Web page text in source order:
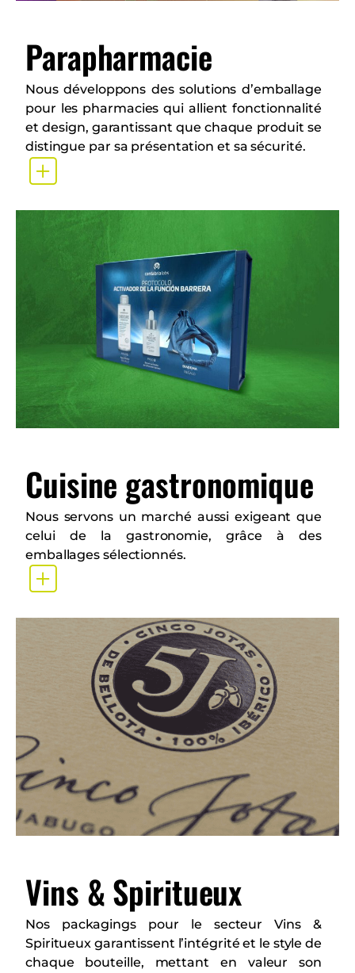
Parapharmacie
Nous développons des solutions d’emballage
pour les pharmacies qui allient fonctionnalité
et design, garantissant que chaque produit se
distingue par sa présentation et sa sécurité.
Cuisine gastronomique
Nous servons un marché aussi exigeant que
celui de la gastronomie, grâce à des
emballages sélectionnés.
Vins & Spiritueux
Nos packagings pour le secteur Vins &
Spiritueux garantissent l’intégrité et le style de
chaque bouteille, mettant en valeur son